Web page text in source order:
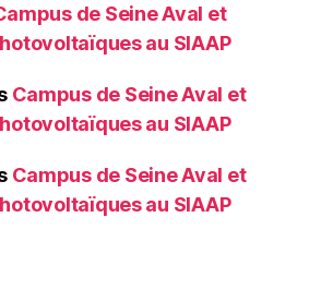
de Seine Aval et
au SIAAP
Campus de Seine Aval et
au SIAAP
Campus de Seine Aval et
au SIAAP